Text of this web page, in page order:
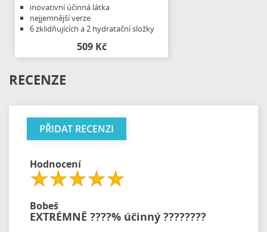
inovativní účinná látka
nejjemnější verze
6 zklidňujících a 2 hydratační složky
509 Kč
RECENZE
PŘIDAT RECENZI
Hodnocení
Bobeš
EXTRÉMNĚ ????% účinný ????????